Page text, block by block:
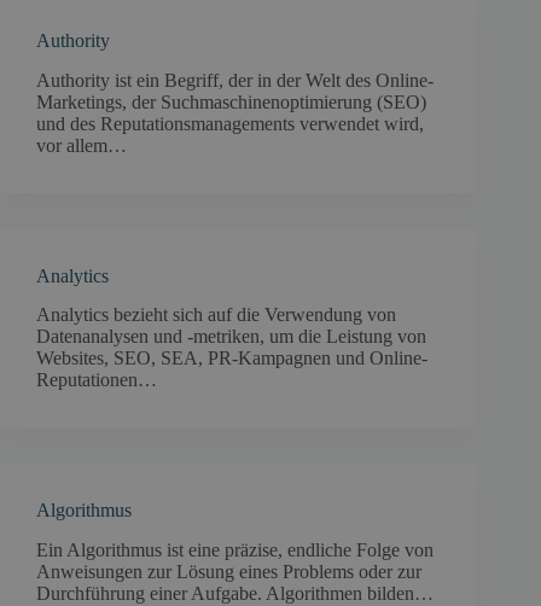
Authority
Authority ist ein Begriff, der in der Welt des Online-
Marketings, der Suchmaschinenoptimierung (SEO)
und des Reputationsmanagements verwendet wird,
vor allem…
Analytics
Analytics bezieht sich auf die Verwendung von
Datenanalysen und -metriken, um die Leistung von
Websites, SEO, SEA, PR-Kampagnen und Online-
Reputationen…
Algorithmus
Ein Algorithmus ist eine präzise, endliche Folge von
Anweisungen zur Lösung eines Problems oder zur
Durchführung einer Aufgabe. Algorithmen bilden…